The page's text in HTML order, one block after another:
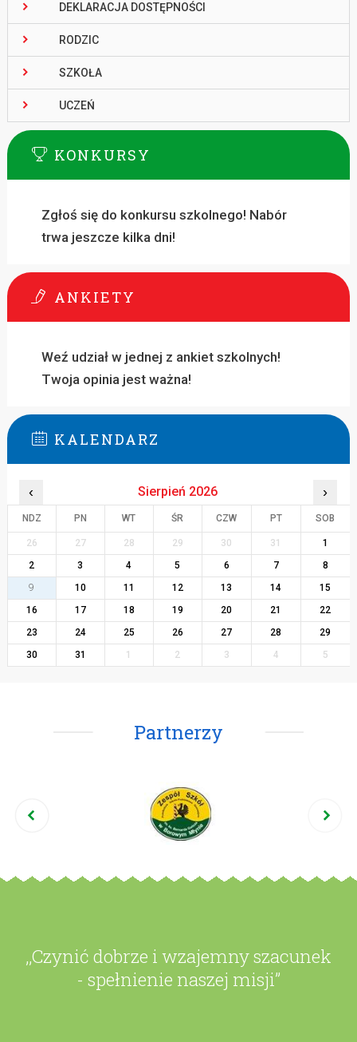
DEKLARACJA DOSTĘPNOŚCI
RODZIC
SZKOŁA
UCZEŃ
KONKURSY
Zgłoś się do konkursu szkolnego! Nabór
trwa jeszcze kilka dni!
ANKIETY
Weź udział w jednej z ankiet szkolnych!
Twoja opinia jest ważna!
KALENDARZ
‹ Sierpień 2026 ›
NDZ PN WT ŚR CZW PT SOB
26 27 28 29 30 31
1
2
3 4 5 6 7
8
9
10 11 12 13 14
15
16
17 18 19 20 21
22
23
24 25 26 27 28
29
30
31 1 2 3 4 5
Partnerzy
,,Czynić dobrze i wzajemny szacunek
- spełnienie naszej misji”